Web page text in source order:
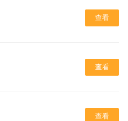
查看
查看
查看